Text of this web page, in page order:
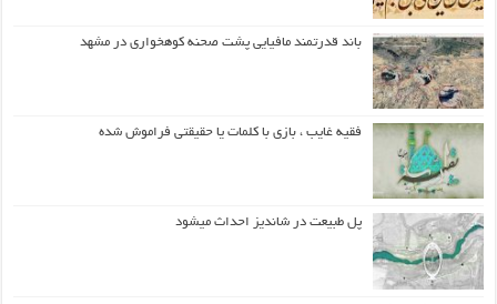
باند قدرتمند مافیایی پشت صحنه کوهخواری در مشهد
فقیه غایب ، بازی با کلمات یا حقیقتی فراموش شده
پل طبیعت در شاندیز احداث میشود